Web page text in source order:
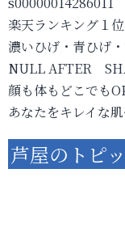
楽天ランキング１
濃いひげ・青ひげ
NULL AFTER
顔も体もどこでも
あなたをキレイな
芦屋のトピ